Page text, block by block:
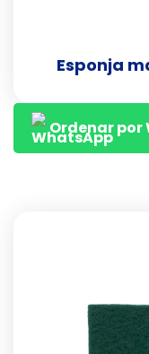
Esponja
Ordenar por